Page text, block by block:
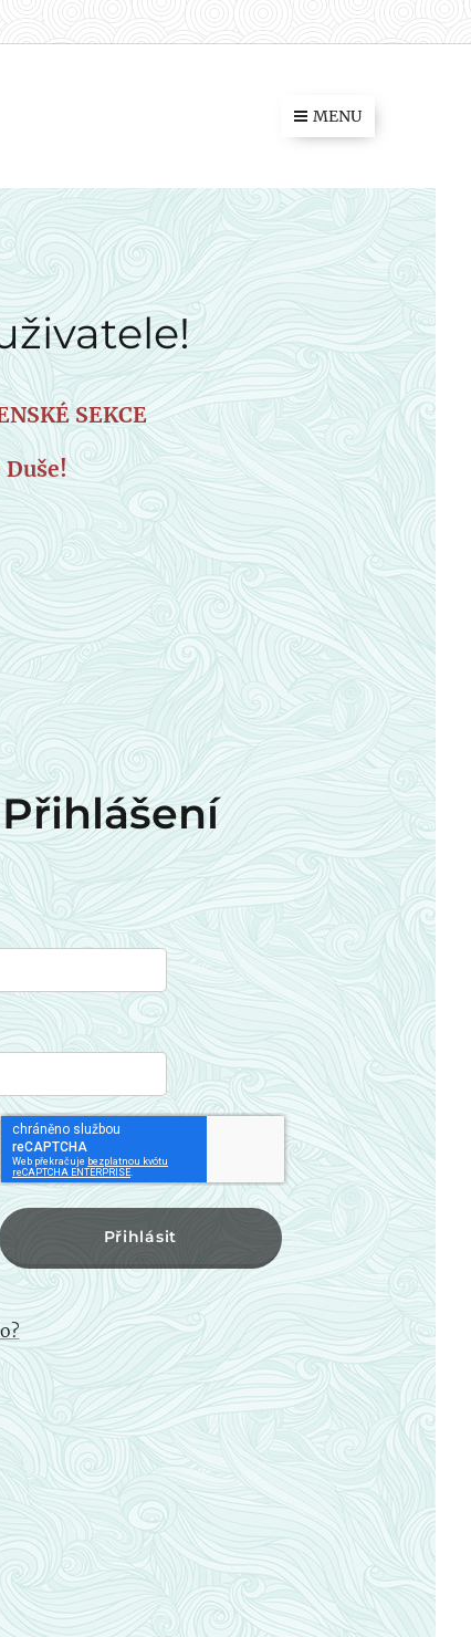
MENU
SEKCE
Přihlášení
Přihlásit